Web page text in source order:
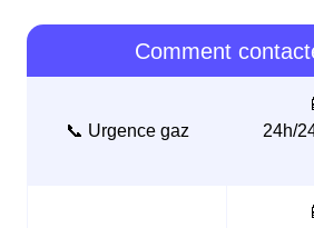
Comment
📞 Urgence gaz
24h/